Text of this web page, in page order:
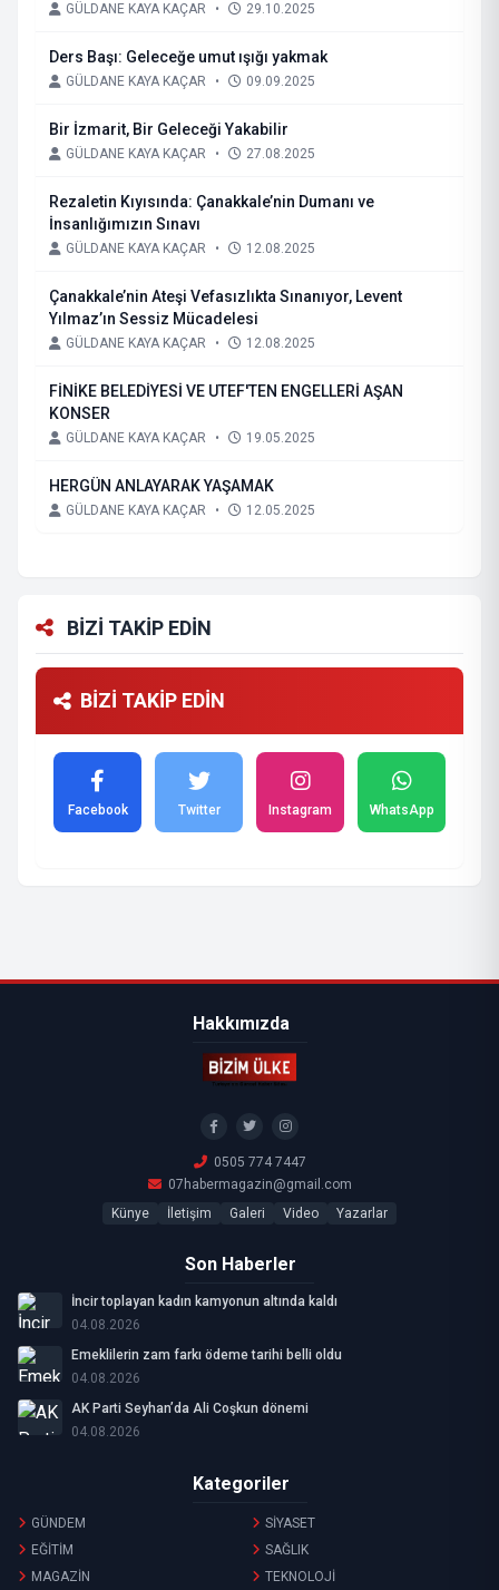
GÜLDANE KAYA KAÇAR • 29.10.2025
Ders Başı: Geleceğe umut ışığı yakmak
GÜLDANE KAYA KAÇAR • 09.09.2025
Bir İzmarit, Bir Geleceği Yakabilir
GÜLDANE KAYA KAÇAR • 27.08.2025
Rezaletin Kıyısında: Çanakkale’nin Dumanı ve
İnsanlığımızın Sınavı
GÜLDANE KAYA KAÇAR • 12.08.2025
Çanakkale’nin Ateşi Vefasızlıkta Sınanıyor, Levent
Yılmaz’ın Sessiz Mücadelesi
GÜLDANE KAYA KAÇAR • 12.08.2025
FİNİKE BELEDİYESİ VE UTEF'TEN ENGELLERİ AŞAN
KONSER
GÜLDANE KAYA KAÇAR • 19.05.2025
HERGÜN ANLAYARAK YAŞAMAK
GÜLDANE KAYA KAÇAR • 12.05.2025
BİZİ TAKİP EDİN
BİZİ TAKİP EDİN
Facebook Twitter Instagram WhatsApp
Hakkımızda
0505 774 7447
07habermagazin@gmail.com
Künye
İletişim Galeri Video Yazarlar
Son Haberler
İncir toplayan kadın kamyonun altında kaldı
04.08.2026
Emeklilerin zam farkı ödeme tarihi belli oldu
04.08.2026
AK Parti Seyhan’da Ali Coşkun dönemi
04.08.2026
Kategoriler
GÜNDEM
SİYASET
EĞİTİM
SAĞLIK
MAGAZİN
TEKNOLOJİ